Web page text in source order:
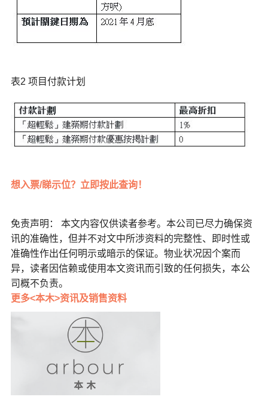
表2 项目付款计划
想入票/睇示位？立即按此查询！
免责声明： 本文内容仅供读者参考。本公司已尽力确保资
讯的准确性，但并不对文中所涉资料的完整性、即时性或
准确性作出任何明示或暗示的保证。物业状况因个案而
异，读者因信赖或使用本文资讯而引致的任何损失，本公
司概不负责。
更多<本木>资讯及销售资料